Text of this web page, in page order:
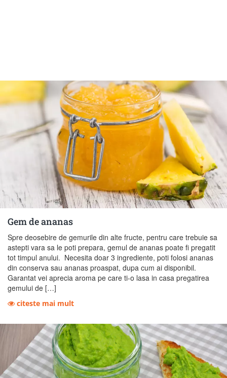
Gem de ananas
Spre deosebire de gemurile din alte fructe, pentru care trebuie sa
astepti vara sa le poti prepara, gemul de ananas poate fi pregatit
tot timpul anului. Necesita doar 3 ingrediente, poti folosi ananas
din conserva sau ananas proaspat, dupa cum ai disponibil.
Garantat vei aprecia aroma pe care ti-o lasa in casa pregatirea
gemului de […]
citeste mai mult